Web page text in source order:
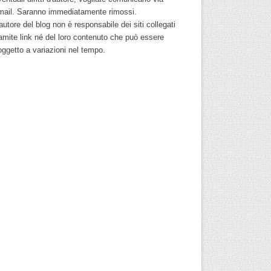
Saranno immediatamente rimossi.
del blog non è responsabile dei siti collegati
link né del loro contenuto che può essere
a variazioni nel tempo.